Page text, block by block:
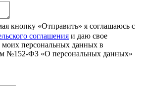
кнопку «Отправить» я соглашаюсь с
соглашения и даю свое
моих персональных данных в
№152-ФЗ «О персональных данных»